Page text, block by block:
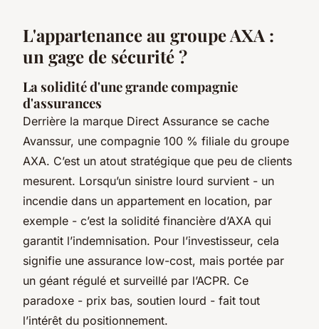
L'appartenance au groupe AXA :
un gage de sécurité ?
La solidité d'une grande compagnie
d'assurances
Derrière la marque Direct Assurance se cache
Avanssur, une compagnie 100 % filiale du groupe
AXA. C’est un atout stratégique que peu de clients
mesurent. Lorsqu’un sinistre lourd survient - un
incendie dans un appartement en location, par
exemple - c’est la solidité financière d’AXA qui
garantit l’indemnisation. Pour l’investisseur, cela
signifie une assurance low-cost, mais portée par
un géant régulé et surveillé par l’ACPR. Ce
paradoxe - prix bas, soutien lourd - fait tout
l’intérêt du positionnement.